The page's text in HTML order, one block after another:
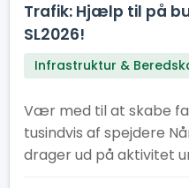
Trafik: Hjælp til på
SL2026!
Infrastruktur &
Vær med til at skabe
tusindvis af spejdere Når spejdere fra hele landet
drager ud på aktivitet